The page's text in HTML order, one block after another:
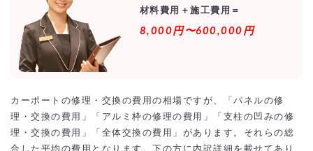
一括見積もり無料サービスで安くカーポートの修理・交換をできる優良
業者を探す！
より安価で依頼するには？
材料費用＋施工費用＝
8,000円〜600,000円
カーポートの修理・交換の費用の相場ですが、「パネルの修
理・交換の費用」「アルミ枠の修理の費用」「支柱の凹みの修
理・交換の費用」「全体交換の費用」があります。それらの総